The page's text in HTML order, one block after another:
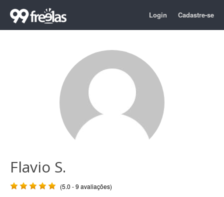
Login Cadastre-se
Flavio S.
(5.0 - 9 avaliações)